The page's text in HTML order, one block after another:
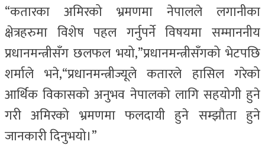
“कतारका अमिरको भ्रमणमा नेपालले लगानीका
क्षेत्रहरुमा विशेष पहल गर्नुपर्ने विषयमा सम्माननीय
प्रधानमन्त्रीसँग छलफल भयो,”प्रधानमन्त्रीसँगको भेटपछि
शर्माले भने,“प्रधानमन्त्रीज्यूले कतारले हासिल गरेको
आर्थिक विकासको अनुभव नेपालको लागि सहयोगी हुने
गरी अमिरको भ्रमणमा फलदायी हुने सम्झौता हुने
जानकारी दिनुभयो।”